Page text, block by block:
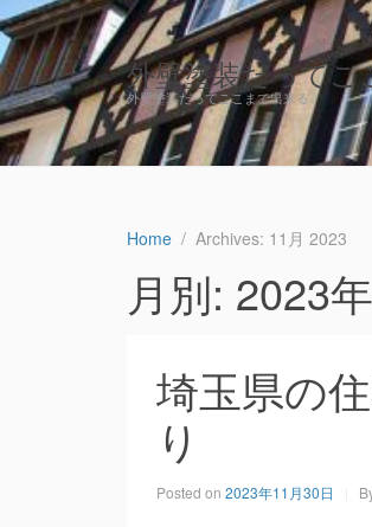
外壁塗装だってこ
外壁塗装だってここまで出来る
Home Archives: 11月 2023
月別: 2023
埼玉県の
り
Posted on 2023年11月30日